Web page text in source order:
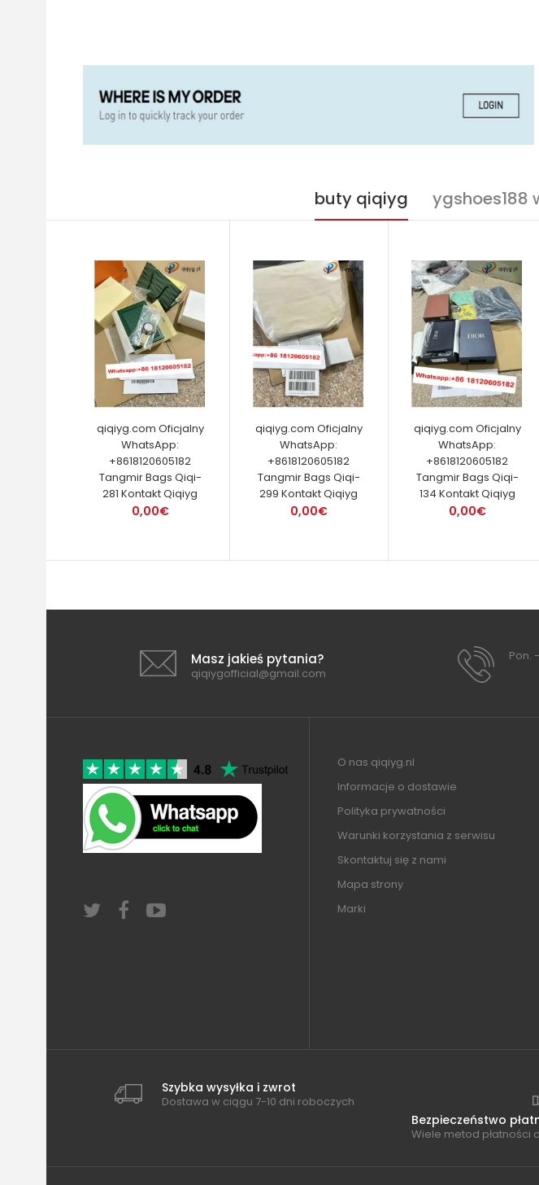
buty qiqiyg ygshoes188
qiqiyg.com Oficjalny
WhatsApp:
+8618120605182
Tangmir Bags Qiqi-
281 Kontakt Qiqiyg
0,00€
qiqiyg.com Oficjalny
WhatsApp:
+8618120605182
Tangmir Bags Qiqi-
299 Kontakt Qiqiyg
0,00€
qiqiyg.com Oficjalny
WhatsApp:
+8618120605182
Tangmir Bags Qiqi-
134 Kontakt Qiqiyg
0,00€
Masz jakieś pytania?
qiqiygofficial@gmail.com
Pon.
O nas qiqiyg.nl
Informacje o dostawie
Polityka prywatności
Warunki korzystania z serwisu
Skontaktuj się z nami
Mapa strony
Marki
Szybka wysyłka i zwrot
Dostawa w ciągu 7-10 dni roboczych
Bezpieczeństwo
Wiele metod płatności